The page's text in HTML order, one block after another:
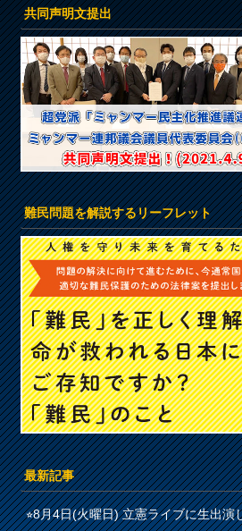
共同声明文提出
難民問題を解説するリーフレット
最新記事
⭐︎8月4日(火曜日) 立憲ライブに生出演